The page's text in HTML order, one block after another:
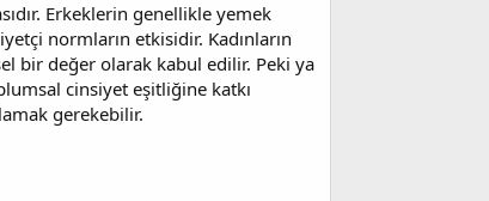
Erkeklerin genellikle yemek
normların etkisidir. Kadınların
bir değer olarak kabul edilir. Peki ya
cinsiyet eşitliğine katkı
gerekebilir.